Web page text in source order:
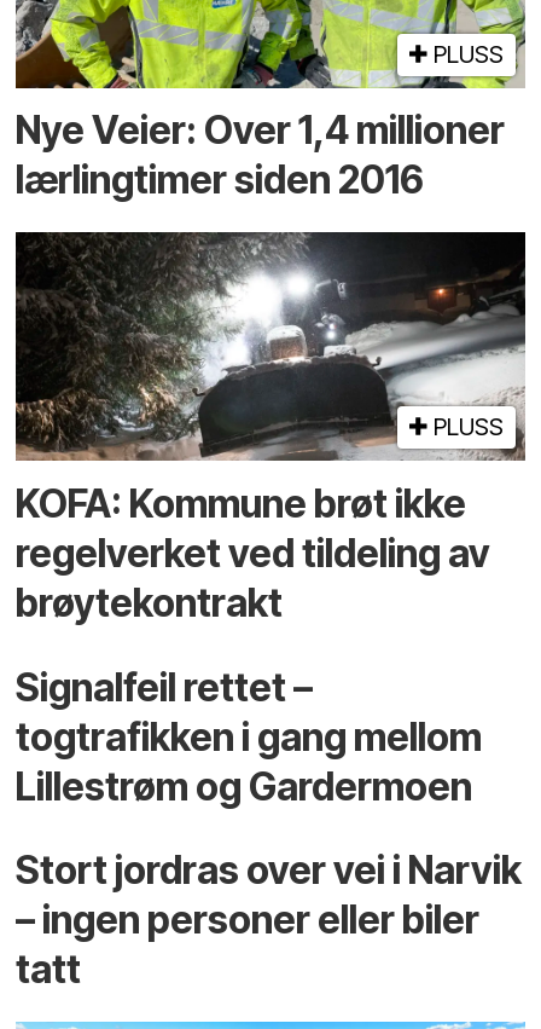
PLUSS
Nye Veier: Over 1,4 millioner
lærlingtimer siden 2016
PLUSS
KOFA: Kommune brøt ikke
regelverket ved tildeling av
brøytekontrakt
Signalfeil rettet –
togtrafikken i gang mellom
Lillestrøm og Gardermoen
Stort jordras over vei i Narvik
– ingen personer eller biler
tatt